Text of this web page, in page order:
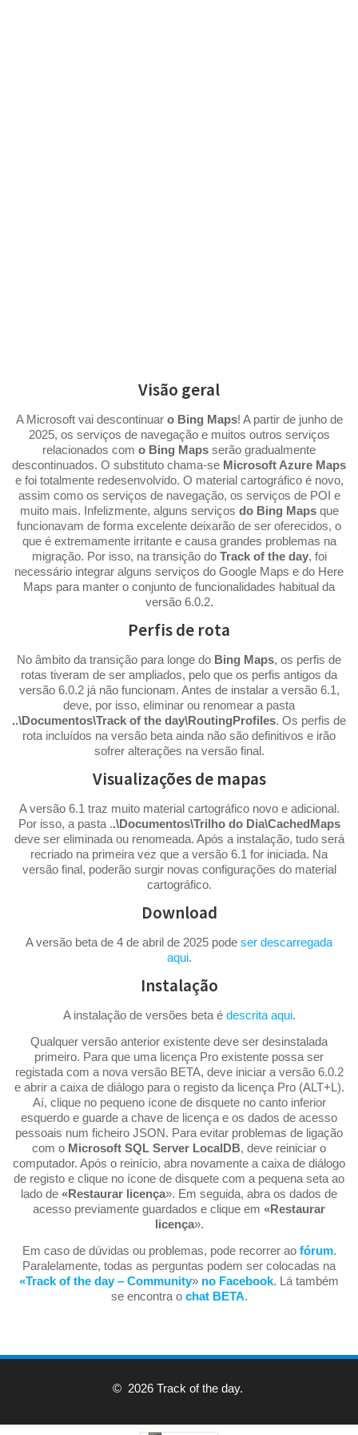
Visão geral
A Microsoft vai descontinuar o Bing Maps! A partir de junho de
2025, os serviços de navegação e muitos outros serviços
relacionados com o Bing Maps serão gradualmente
descontinuados. O substituto chama-se Microsoft Azure Maps
e foi totalmente redesenvolvido. O material cartográfico é novo,
assim como os serviços de navegação, os serviços de POI e
muito mais. Infelizmente, alguns serviços do Bing Mapsque
funcionavam de forma excelente deixarão de ser oferecidos, o
que é extremamente irritante e causa grandes problemas na
migração. Por isso, na transição do Track of the day, foi
necessário integrar alguns serviços do Google Maps e do Here
Maps para manter o conjunto de funcionalidades habitual da
versão 6.0.2.
Perfis de rota
No âmbito da transição para longe do Bing Maps, os perfis de
rotas tiveram de ser ampliados, pelo que os perfis antigos da
versão 6.0.2 já não funcionam. Antes de instalar a versão 6.1,
deve, por isso, eliminar ou renomear a pasta
..\Documentos\Track of the day\RoutingProfiles. Os perfis de
rota incluídos na versão beta ainda não são definitivos e irão
sofrer alterações na versão final.
Visualizações de mapas
A versão 6.1 traz muito material cartográfico novo e adicional.
Por isso, a pasta ..\Documentos\Trilho do Dia\CachedMaps
deve ser eliminada ou renomeada. Após a instalação, tudo será
recriado na primeira vez que a versão 6.1 for iniciada. Na
versão final, poderão surgir novas configurações do material
cartográfico.
Download
A versão beta de 4 de abril de 2025 pode ser descarregada
aqui.
Instalação
A instalação de versões beta é descrita aqui.
Qualquer versão anterior existente deve ser desinstalada
primeiro. Para que uma licença Pro existente possa ser
registada com a nova versão BETA, deve iniciar a versão 6.0.2
e abrir a caixa de diálogo para o registo da licença Pro (ALT+L).
Aí, clique no pequeno ícone de disquete no canto inferior
esquerdo e guarde a chave de licença e os dados de acesso
pessoais num ficheiro JSON. Para evitar problemas de ligação
com o Microsoft SQL Server LocalDB, deve reiniciar o
computador. Após o reinício, abra novamente a caixa de diálogo
de registo e clique no ícone de disquete com a pequena seta ao
lado de «Restaurar licença». Em seguida, abra os dados de
acesso previamente guardados e clique em «Restaurar
licença».
Em caso de dúvidas ou problemas, pode recorrer ao fórum.
Paralelamente, todas as perguntas podem ser colocadas na
«Track of the day – Community» no Facebook. Lá também
se encontra o chat BETA.
© 2026 Track of the day.